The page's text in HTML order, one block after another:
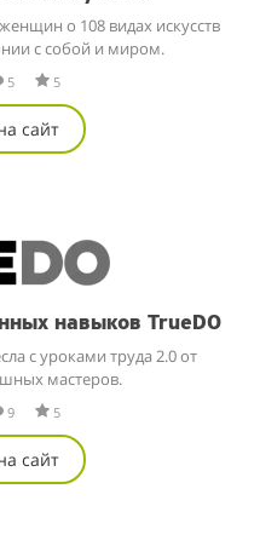
о 108 видах искусств
с собой и миром.
5 5
сайт
навыков TrueDO
с уроками труда 2.0 от
мастеров.
9 5
сайт